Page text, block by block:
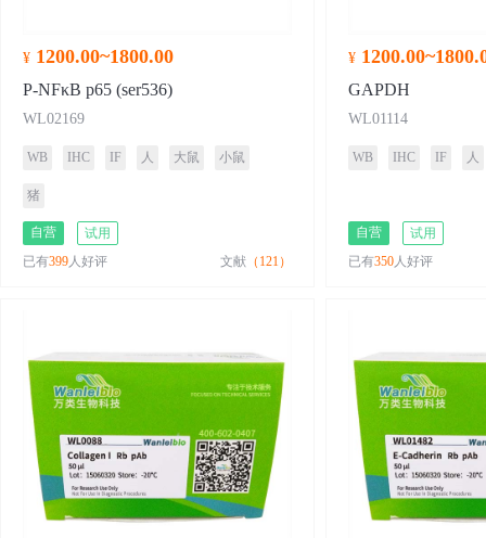
¥ 1200.00~1800.00
P-NFκB p65 (ser536)
WL02169
WB IHC IF 人 大鼠 小鼠
猪
自营
试用
已有399人好评 文献 （121）
¥
GAPDH
WL01114
WB IHC IF 人
自营
试用
已有350人好评